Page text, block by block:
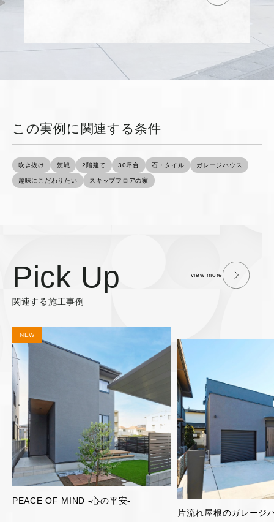
この実例に関連する条件
吹き抜け 茨城 2階建て 30坪台 石・タイル ガレージハウス
趣味にこだわりたい スキップフロアの家
Pick Up
関連する施工事例
view more
明るく開放的な2階リ